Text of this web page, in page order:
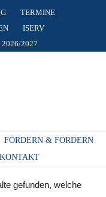
TERMINE
ISERV
2027
FÖRDERN & FORDERN
KONTAKT
gefunden, welche